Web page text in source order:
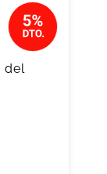
del